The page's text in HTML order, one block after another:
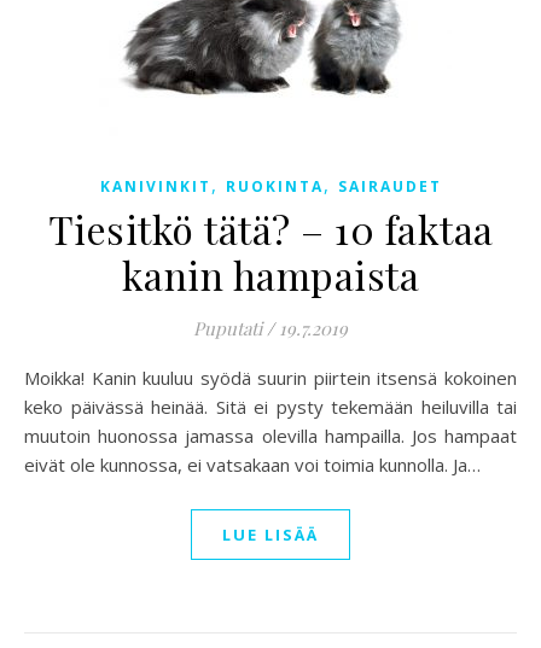
KANIVINKIT , RUOKINTA, SAIRAUDET
Tiesitkö tätä? – 10 faktaa
kanin hampaista
Puputati / 19.7.2019
Moikka! Kanin kuuluu syödä suurin piirtein itsensä kokoinen
keko päivässä heinää. Sitä ei pysty tekemään heiluvilla tai
muutoin huonossa jamassa olevilla hampailla. Jos hampaat
eivät ole kunnossa, ei vatsakaan voi toimia kunnolla. Ja…
LUE LISÄÄ